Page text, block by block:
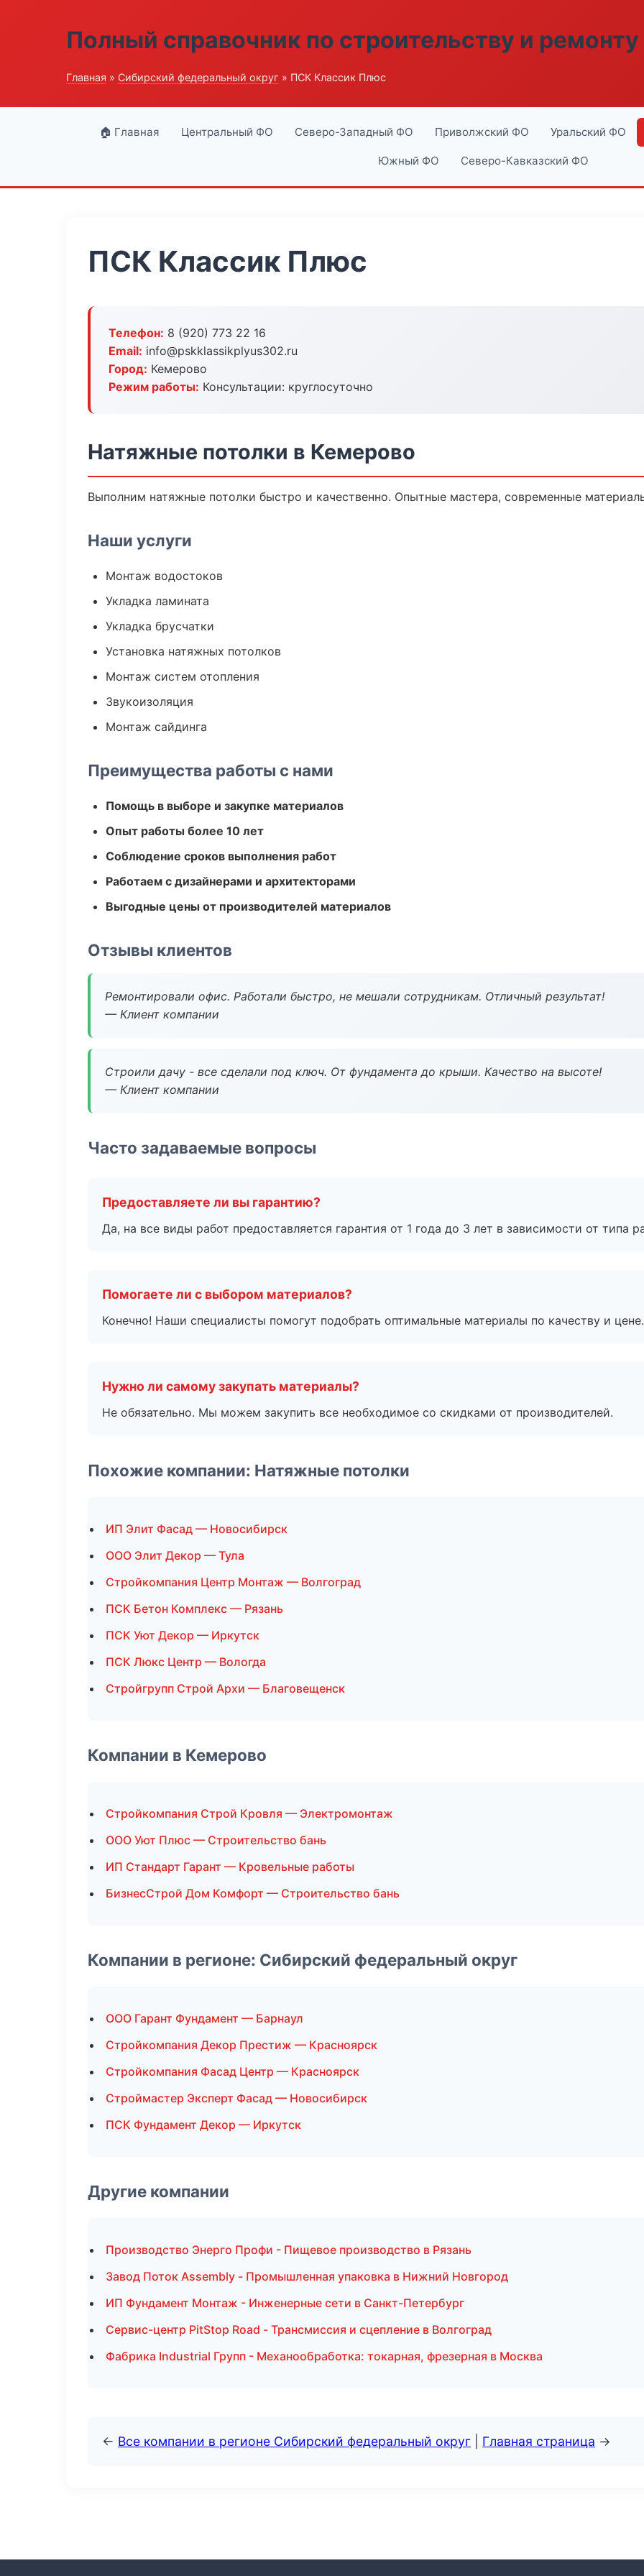
Полный справочник по строительству и ремонту
Главная » Сибирский федеральный округ » ПСК Классик Плюс
🏠 Главная Центральный ФО Северо-Западный ФО Приволжский ФО Уральский ФО
Южный ФО Северо-Кавказский ФО
ПСК Классик Плюс
Телефон: 8 (920) 773 22 16
Email: info@pskklassikplyus302.ru
Город: Кемерово
Режим работы: Консультации: круглосуточно
Натяжные потолки в Кемерово
Выполним натяжные потолки быстро и качественно. Опытные мастера, современные
Наши услуги
Монтаж водостоков
Укладка ламината
Укладка брусчатки
Установка натяжных потолков
Монтаж систем отопления
Звукоизоляция
Монтаж сайдинга
Преимущества работы с нами
Помощь в выборе и закупке материалов
Опыт работы более 10 лет
Соблюдение сроков выполнения работ
Работаем с дизайнерами и архитекторами
Выгодные цены от производителей материалов
Отзывы клиентов
Ремонтировали офис. Работали быстро, не мешали сотрудникам. Отличный результат!
— Клиент компании
Строили дачу - все сделали под ключ. От фундамента до крыши. Качество на высоте!
— Клиент компании
Часто задаваемые вопросы
Предоставляете ли вы гарантию?
Да, на все виды работ предоставляется гарантия от 1 года до 3 лет в зависимости от типа
Помогаете ли с выбором материалов?
Конечно! Наши специалисты помогут подобрать оптимальные материалы по качеству и цене.
Нужно ли самому закупать материалы?
Не обязательно. Мы можем закупить все необходимое со скидками от производителей.
Похожие компании: Натяжные потолки
ИП Элит Фасад — Новосибирск
ООО Элит Декор — Тула
Стройкомпания Центр Монтаж — Волгоград
ПСК Бетон Комплекс — Рязань
ПСК Уют Декор — Иркутск
ПСК Люкс Центр — Вологда
Стройгрупп Строй Архи — Благовещенск
Компании в Кемерово
Стройкомпания Строй Кровля — Электромонтаж
ООО Уют Плюс — Строительство бань
ИП Стандарт Гарант — Кровельные работы
БизнесСтрой Дом Комфорт — Строительство бань
Компании в регионе: Сибирский федеральный округ
ООО Гарант Фундамент — Барнаул
Стройкомпания Декор Престиж — Красноярск
Стройкомпания Фасад Центр — Красноярск
Строймастер Эксперт Фасад — Новосибирск
ПСК Фундамент Декор — Иркутск
Другие компании
Производство Энерго Профи - Пищевое производство в Рязань
Завод Поток Assembly - Промышленная упаковка в Нижний Новгород
ИП Фундамент Монтаж - Инженерные сети в Санкт-Петербург
Сервис-центр PitStop Road - Трансмиссия и сцепление в Волгоград
Фабрика Industrial Групп - Механообработка: токарная, фрезерная в Москва
← Все компании в регионе Сибирский федеральный округ Главная страница →